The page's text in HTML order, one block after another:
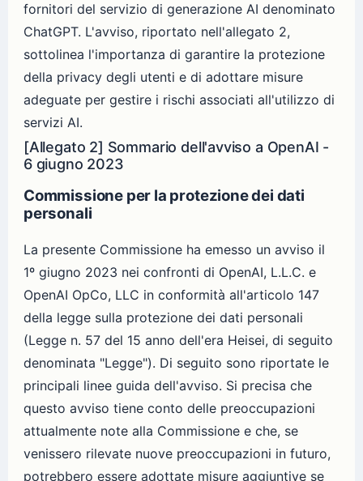
fornitori del servizio di generazione AI denominato
ChatGPT. L'avviso, riportato nell'allegato 2,
sottolinea l'importanza di garantire la protezione
della privacy degli utenti e di adottare misure
adeguate per gestire i rischi associati all'utilizzo di
servizi AI.
[Allegato 2] Sommario dell'avviso a OpenAI -
6 giugno 2023
Commissione per la protezione dei dati
personali
La presente Commissione ha emesso un avviso il
1º giugno 2023 nei confronti di OpenAI, L.L.C. e
OpenAI OpCo, LLC in conformità all'articolo 147
della legge sulla protezione dei dati personali
(Legge n. 57 del 15 anno dell'era Heisei, di seguito
denominata "Legge"). Di seguito sono riportate le
principali linee guida dell'avviso. Si precisa che
questo avviso tiene conto delle preoccupazioni
attualmente note alla Commissione e che, se
venissero rilevate nuove preoccupazioni in futuro,
potrebbero essere adottate misure aggiuntive se